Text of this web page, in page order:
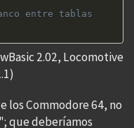
entre tablas
2.02, Locomotive
los Commodore 64, no
que deberíamos